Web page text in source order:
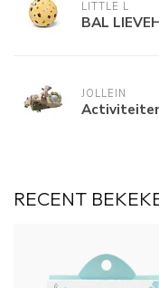
LITTLE L
BAL
JOLLEIN
RECENT